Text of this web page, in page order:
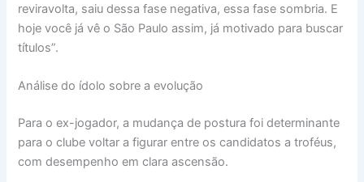
reviravolta, saiu dessa fase negativa, essa fase sombria. E
hoje você já vê o São Paulo assim, já motivado para buscar
títulos”.
Análise do ídolo sobre a evolução
Para o ex-jogador, a mudança de postura foi determinante
para o clube voltar a figurar entre os candidatos a troféus,
com desempenho em clara ascensão.